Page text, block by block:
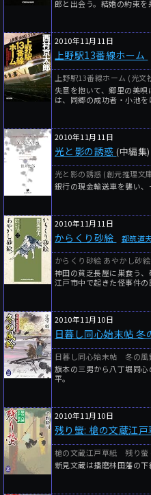
郎と出会う。結婚の約束を
2010年11月11日
上野駅13番線ホーム
上野駅13番線ホーム (光文
失意を抱いて、郷里の美
は、同郷の成功者・小池を
2010年11月11日
光と影の誘惑 (中編集)
光と影の誘惑 (創元推理文
銀行の現金輸送車を襲い
2010年11月11日
からくり砂絵 都筑道
からくり砂絵 あやかし砂
神田の貧乏長屋に巣食う、
江戸市中で起きた怪事件の
2010年11月10日
日暮し同心始末帖 冬
日暮し同心始末帖 冬の風
旗本の三男から八丁堀同
平。
2010年11月10日
残り螢: 槍の文蔵江戸
槍の文蔵江戸草紙 残り螢
新見文蔵は播磨林田藩の